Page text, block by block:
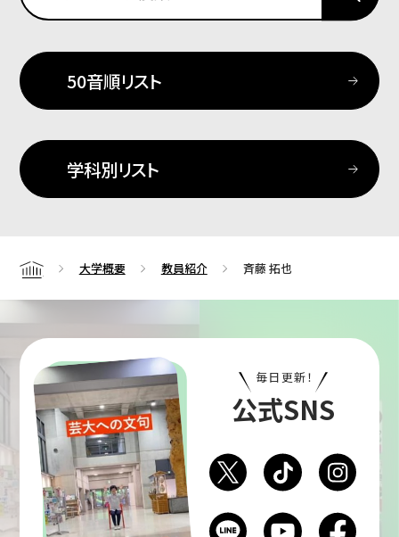
50音順リスト
学科別リスト
Home 大学概要 教員紹介 斉藤 拓也
毎日更新！
公式SNS